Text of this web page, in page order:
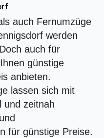
auch Fernumzüge
werden
auch für
günstige
anbieten.
lassen sich mit
und zeitnah
für günstige Preise.